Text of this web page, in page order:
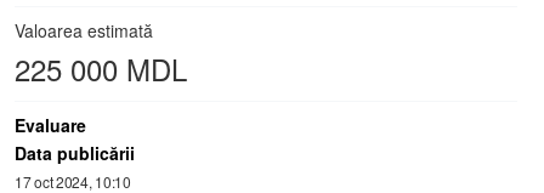
Valoarea estimată
225 000 MDL
Evaluare
Data publicării
17 oct 2024, 10:10